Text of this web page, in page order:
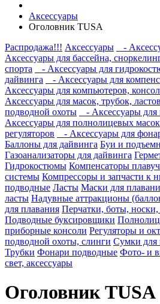
Аксессуары
Оголовник TUSA
Распродажа!!! Аксессуары -
Аксессуары для бассейна,
спорта
- Аксессуары для
дайвинга
- Аксессуары для
Аксессуары для компьютеров,
Аксессуары для масок, трубок, ластов
подводной охоты
- Аксессуары
Аксессуары для полнолицевых масок
регуляторов
- Аксессуары для
Баллоны для дайвинга Буи и
Газоанализаторы для дайвинга
Гидрокостюмы Компенсаторы
системы Компрессоры и запчасти к
подводные Ласты Маски для
ласты Надувные аттракционы
для плавания Перчатки, боты,
Подводные буксировщики
приборные консоли Регуляторы и
подводной охоты, слинги Сумки для
Трубки Фонари подводные Фото- и
свет, аксессуары
Оголовник TUSA